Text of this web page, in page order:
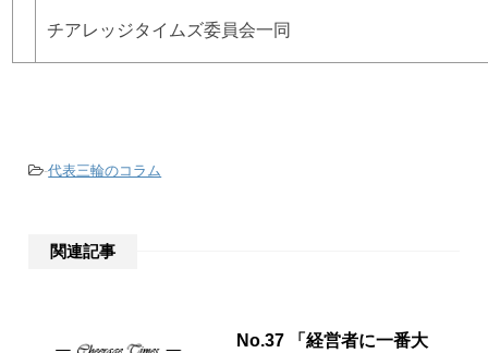
チアレッジタイムズ委員会一同
-代表三輪のコラム
関連記事
No.37 「経営者に一番大